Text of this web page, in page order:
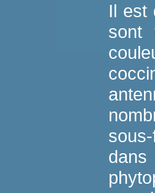
Il est
sont
dans